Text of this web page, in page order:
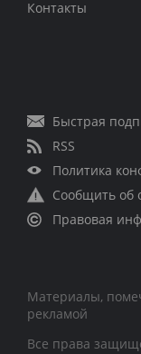
Контакты
Быстрая
RSS
Политика
Сообщить об
Правовая
Материалы,
рекламой
Все права